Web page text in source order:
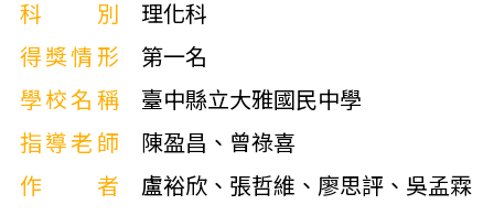
科別
理化科
得獎情形
第一名
學校名稱
臺中縣立大雅國民中學
指導老師
陳盈昌、曾祿喜
作者
盧裕欣、張哲維、廖思評、吳孟霖